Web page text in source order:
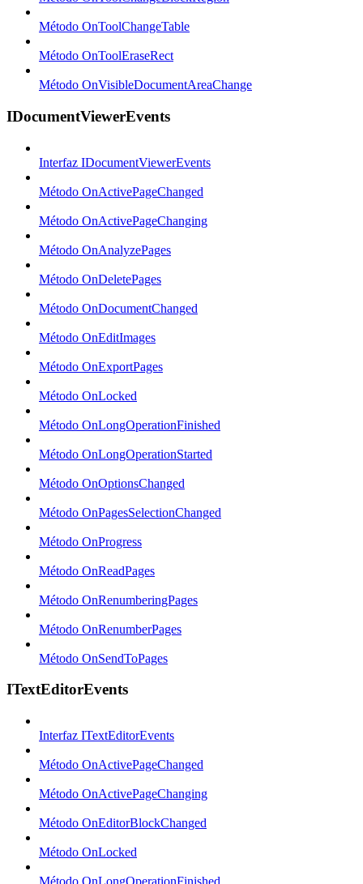
Método OnToolChangeTable
Método OnToolEraseRect
Método OnVisibleDocumentAreaChange
IDocumentViewerEvents
Interfaz IDocumentViewerEvents
Método OnActivePageChanged
Método OnActivePageChanging
Método OnAnalyzePages
Método OnDeletePages
Método OnDocumentChanged
Método OnEditImages
Método OnExportPages
Método OnLocked
Método OnLongOperationFinished
Método OnLongOperationStarted
Método OnOptionsChanged
Método OnPagesSelectionChanged
Método OnProgress
Método OnReadPages
Método OnRenumberingPages
Método OnRenumberPages
Método OnSendToPages
ITextEditorEvents
Interfaz ITextEditorEvents
Método OnActivePageChanged
Método OnActivePageChanging
Método OnEditorBlockChanged
Método OnLocked